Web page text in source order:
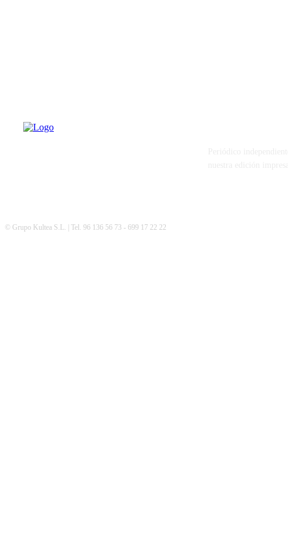
© Grupo Kultea S.L. | Tel. 96 136 56 73 - 699 17 22 22